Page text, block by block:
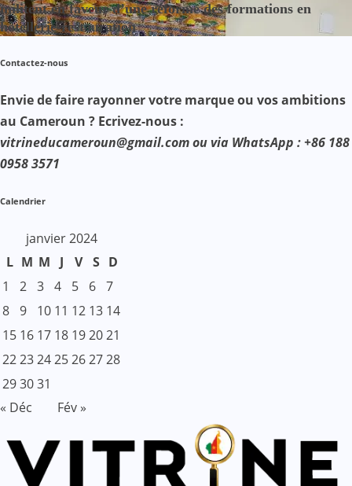
militent en faveur d’une réforme des formations en
hôtellerie-restauration
Contactez-nous
Envie de faire rayonner votre marque ou vos ambitions
au Cameroun ? Ecrivez-nous :
vitrineducameroun@gmail.com ou via WhatsApp : +86 188
0958 3571
Calendrier
janvier 2024
L M M J V S D
1
2 3 4 5 6 7
8 9 10 11 12 13 14
15 16 17 18 192021
22232425262728
293031
« Déc
Fév »